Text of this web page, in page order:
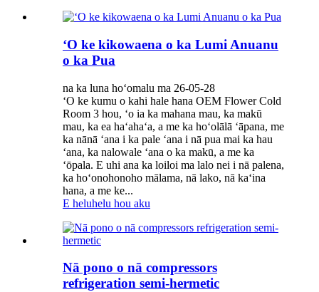
ʻO ke kikowaena o ka Lumi Anuanu
o ka Pua
na ka luna hoʻomalu ma 26-05-28
ʻO ke kumu o kahi hale hana OEM Flower Cold
Room 3 hou, ʻo ia ka mahana mau, ka makū
mau, ka ea haʻahaʻa, a me ka hoʻolālā ʻāpana, me
ka nānā ʻana i ka pale ʻana i nā pua mai ka hau
ʻana, ka nalowale ʻana o ka makū, a me ka
ʻōpala. E uhi ana ka loiloi ma lalo nei i nā palena,
ka hoʻonohonoho mālama, nā lako, nā kaʻina
hana, a me ke...
E heluhelu hou aku
Nā pono o nā compressors
refrigeration semi-hermetic